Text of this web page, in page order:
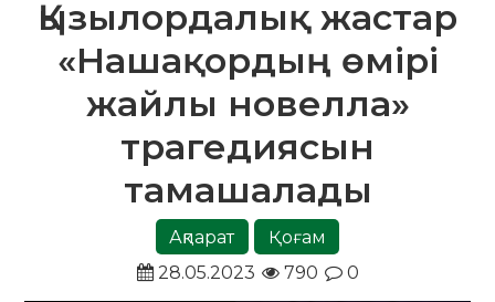
Қызылордалық жастар
«Нашақордың өмірі
жайлы новелла»
трагедиясын
тамашалады
Ақпарат
Қоғам
28.05.2023
790 0